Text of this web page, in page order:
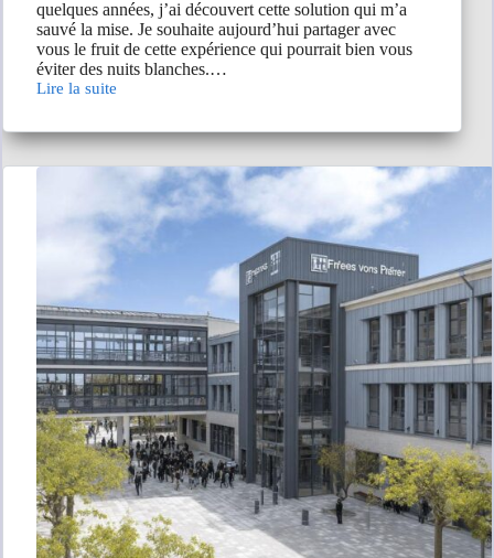
quelques années, j’ai découvert cette solution qui m’a
sauvé la mise. Je souhaite aujourd’hui partager avec
vous le fruit de cette expérience qui pourrait bien vous
éviter des nuits blanches.…
Lire la suite
Les
et
inconvénients
de
procédure
sauvegarde